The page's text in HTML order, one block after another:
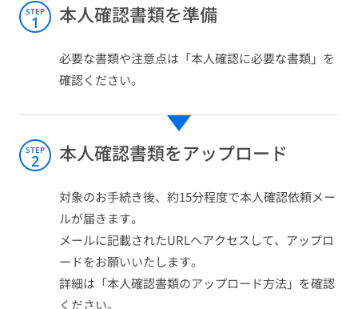
STEP
1 本人確認書類を準備
必要な書類や注意点は「本人確認に必要な書類」を
確認ください。
STEP
2 本人確認書類をアップロード
対象のお手続き後、約15分程度で本人確認依頼メー
ルが届きます。
メールに記載されたURLへアクセスして、アップロ
ードをお願いいたします。
詳細は「本人確認書類のアップロード方法」を確認
ください。